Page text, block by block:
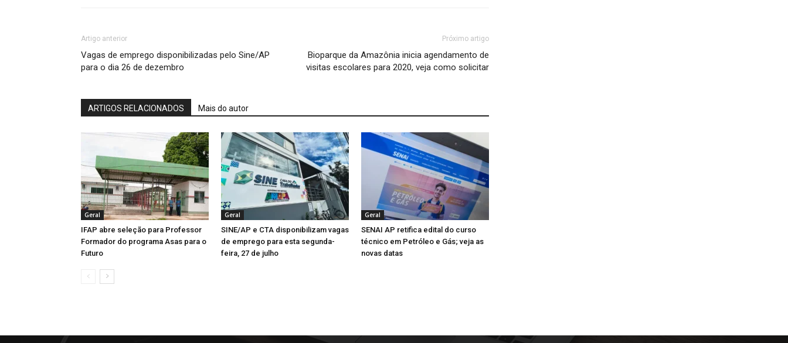
Artigo anterior
Vagas de emprego disponibilizadas pelo Sine/AP
para o dia 26 de dezembro
Próximo artigo
Bioparque da Amazônia inicia agendamento de
visitas escolares para 2020, veja como solicitar
ARTIGOS RELACIONADOS Mais do autor
Geral
IFAP abre seleção para Professor
Formador do programa Asas para o
Futuro
Geral
SINE/AP e CTA disponibilizam vagas
de emprego para esta segunda-
feira, 27 de julho
Geral
SENAI AP retifica edital do curso
técnico em Petróleo e Gás; veja as
novas datas